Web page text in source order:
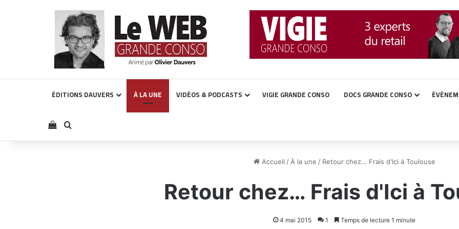
ÉDITIONS DAUVERS À LA UNE VIDÉOS & PODCASTS VIGIE GRANDE CONSO DOCS GRANDE CONSO
Voir votre panier
Rechercher
Accueil / À la une / Retour chez… Frais d'Ici à Toulouse
Retour chez… Frais d'Ici à
4 mai 2015 1 Temps de lecture 1 minute